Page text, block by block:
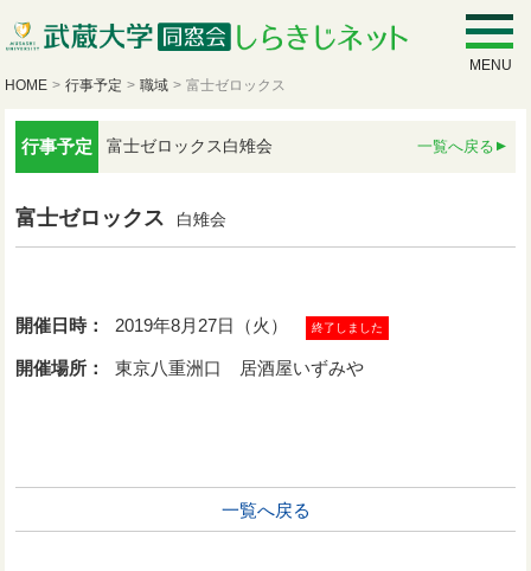
MENU
HOME > 行事予定 > 職域 > 富士ゼロックス
行事予定 富士ゼロックス白雉会 一覧へ戻る
富士ゼロックス 白雉会
開催日時： 2019年8月27日（火） 終了しました
開催場所： 東京八重洲口 居酒屋いずみや
一覧へ戻る